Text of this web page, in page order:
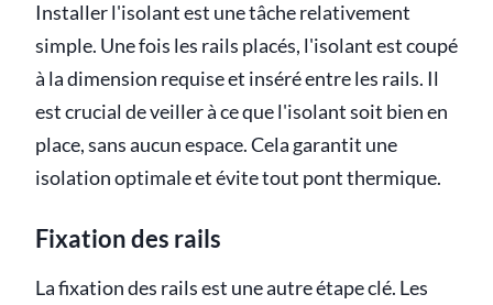
Installer l'isolant est une tâche relativement
simple. Une fois les rails placés, l'isolant est coupé
à la dimension requise et inséré entre les rails. Il
est crucial de veiller à ce que l'isolant soit bien en
place, sans aucun espace. Cela garantit une
isolation optimale et évite tout pont thermique.
Fixation des rails
La fixation des rails est une autre étape clé. Les